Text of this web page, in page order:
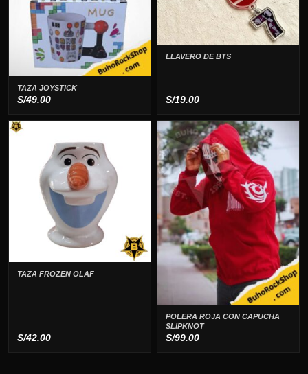
TAZA JOYSTICK
S/49.00
LLAVERO DE BTS
S/19.00
TAZA FROZEN OLAF
S/42.00
POLERA ROJA CON CAPUCHA
SLIPKNOT
S/99.00